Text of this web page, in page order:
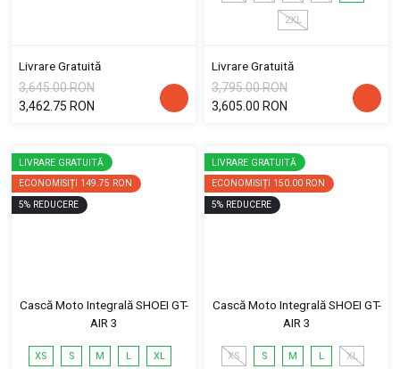
Livrare Gratuită
3,645.00 RON
3,462.75 RON
2XL
Livrare Gratuită
3,795.00 RON
3,605.00 RON
LIVRARE GRATUITĂ
ECONOMISIȚI 149.75 RON
5% REDUCERE
Cască Moto Integrală SHOEI GT-
AIR 3
XS S M L XL
LIVRARE GRATUITĂ
ECONOMISIȚI 150.00 RON
5% REDUCERE
Cască Moto Integrală SHOEI GT-
AIR 3
XS S M L XL